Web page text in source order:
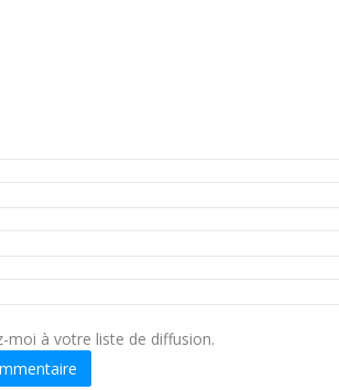
moi à votre liste de diffusion.